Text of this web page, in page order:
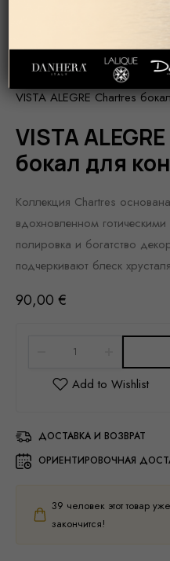
ПОСУДА
СТЕКЛЯННАЯ/ХРУСТАЛЬНАЯ
VISTA ALEGRE Chartres
VISTA ALEGRE Chartres
бокал для
Коллекция Chartres
вдохновленном
полировка и богатство
подчеркивают блеск
90,00 €
ДОСТАВКА И ВОЗВРАТ
ОРИЕНТИРОВОЧНАЯ
39 человек этот товар
закончится!